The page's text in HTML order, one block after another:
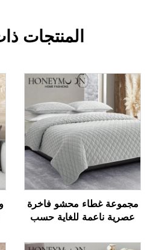
المنتجات
مجموعة غطاء محشو فاخرة
عصرية ناعمة للغاية حسب
الملك مع 3 قطع